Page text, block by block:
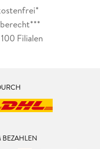
Filialen
BEZAHLEN